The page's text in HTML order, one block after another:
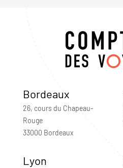
Bordeaux
26, cours du Chapeau-
Rouge
33000 Bordeaux
Lyon